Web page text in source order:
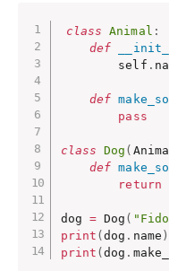
class Animal :
def
__init__
        self
.
def
pass
class Dog (
def
return
dog = Dog (
print (dog . name )
print (dog .